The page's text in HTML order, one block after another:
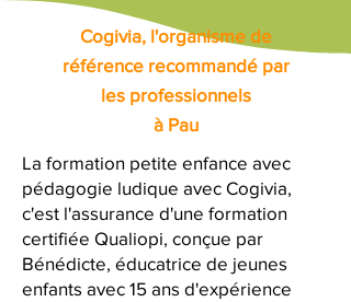
Cogivia, l'organisme de
référence recommandé par
les professionnels
à Pau
La formation petite enfance avec
pédagogie ludique avec Cogivia,
c'est l'assurance d'une formation
certifiée Qualiopi, conçue par
Bénédicte, éducatrice de jeunes
enfants avec 15 ans d'expérience